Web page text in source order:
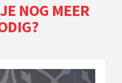
NOG MEER